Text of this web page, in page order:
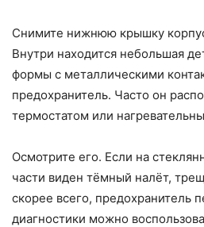
Снимите нижнюю крышку
Внутри находится небольшая
формы с металлическими
предохранитель. Часто он
термостатом или
Осмотрите его. Если на
части виден тёмный налёт,
скорее всего, предохранитель
диагностики можно